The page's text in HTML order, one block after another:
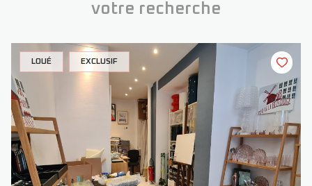
votre recherche
LOUÉ EXCLUSIF